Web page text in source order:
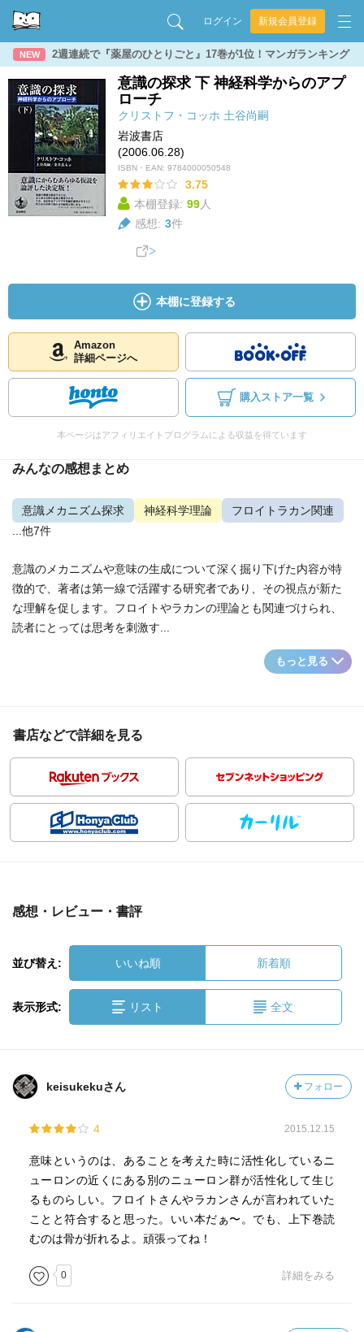
ログイン 新規会員登録
NEW 2週連続で『薬屋のひとりごと』17巻が1位！マンガランキング
意識の探求 下 神経科学からのアプ
ローチ
クリストフ・コッホ 土谷尚嗣
岩波書店
(2006.06.28)
ISBN・EAN: 9784000050548
3.75
本棚登録: 99人
感想: 3件
本棚に登録する
Amazon
詳細ページへ
購入ストア一覧
本ページはアフィリエイトプログラムによる収益を得ています
みんなの感想まとめ
意識メカニズム探求 神経科学理論
フロイトラカン関連
...他7件
意識のメカニズムや意味の生成について深く掘り下げた内容が特
徴的で、著者は第一線で活躍する研究者であり、その視点が新た
な理解を促します。フロイトやラカンの理論とも関連づけられ、
読者にとっては思考を刺激す...
もっと見る
書店などで詳細を見る
感想・レビュー・書評
並び替え: いいね順 新着順
表示形式: リスト 全文
keisukekuさん フォロー
4 2015.12.15
意味というのは、あることを考えた時に活性化しているニ
ューロンの近くにある別のニューロン群が活性化して生じ
るものらしい。フロイトさんやラカンさんが言われていた
ことと符合すると思った。いい本だぁ〜。でも、上下巻読
むのは骨が折れるよ。頑張ってね！
0 詳細をみる